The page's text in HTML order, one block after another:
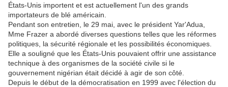
États-Unis importent et est actuellement l'un des grands
importateurs de blé américain.
Pendant son entretien, le 29 mai, avec le président Yar'Adua,
Mme Frazer a abordé diverses questions telles que les réformes
politiques, la sécurité régionale et les possibilités économiques.
Elle a souligné que les États-Unis pouvaient offrir une assistance
technique à des organismes de la société civile si le
gouvernement nigérian était décidé à agir de son côté.
Depuis le début de la démocratisation en 1999 avec l'élection du